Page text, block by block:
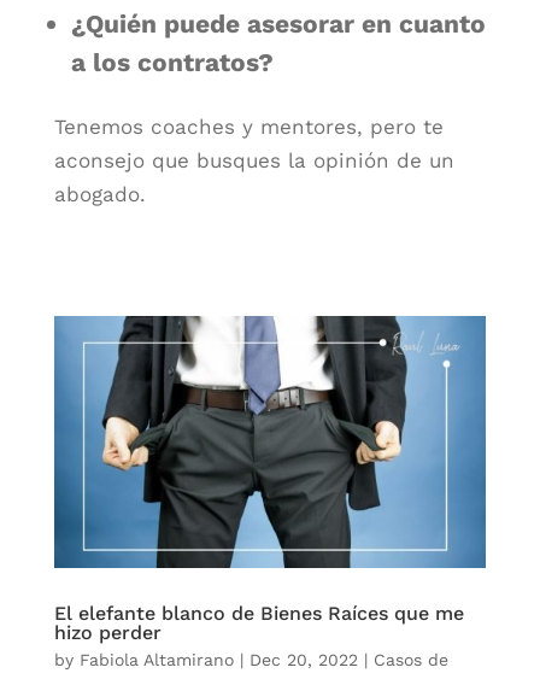
¿Quién puede asesorar en cuanto
a los contratos?
Tenemos coaches y mentores, pero te
aconsejo que busques la opinión de un
abogado.
El elefante blanco de Bienes Raíces que me
hizo perder
by Fabiola Altamirano| Dec 20, 2022| Casos de